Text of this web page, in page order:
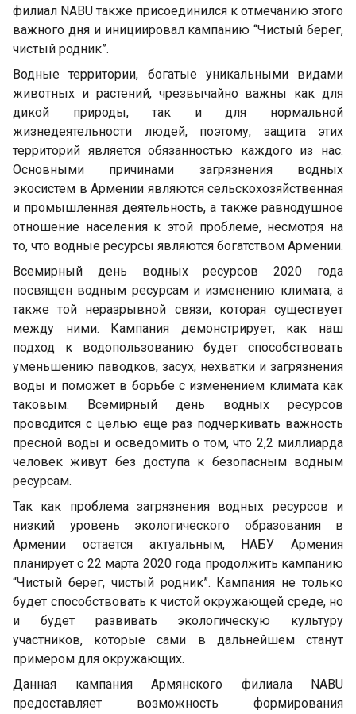
филиал NABU также присоединился к отмечанию этого
важного дня и инициировал кампанию “Чистый берег,
чистый родник”.
Водные территории, богатые уникальными видами
животных и растений, чрезвычайно важны как для
дикой природы, так и для нормальной
жизнедеятельности людей, поэтому, защита этих
территорий является обязанностью каждого из нас.
Основными причинами загрязнения водных
экосистем в Армении являются сельскохозяйственная
и промышленная деятельность, а также равнодушное
отношение населения к этой проблеме, несмотря на
то, что водные ресурсы являются богатством Армении.
Всемирный день водных ресурсов 2020 года
посвящен водным ресурсам и изменению климата, а
также той неразрывной связи, которая существует
между ними. Кампания демонстрирует, как наш
подход к водопользованию будет способствовать
уменьшению паводков, засух, нехватки и загрязнения
воды и поможет в борьбе с изменением климата как
таковым. Всемирный день водных ресурсов
проводится с целью еще раз подчеркивать важность
пресной воды и осведомить о том, что 2,2 миллиарда
человек живут без доступа к безопасным водным
ресурсам.
Так как проблема загрязнения водных ресурсов и
низкий уровень экологического образования в
Армении остается актуальным, НАБУ Армения
планирует с 22 марта 2020 года продолжить кампанию
“Чистый берег, чистый родник”. Кампания не только
будет способствовать к чистой окружающей среде, но
и будет развивать экологическую культуру
участников, которые сами в дальнейшем станут
примером для окружающих.
Данная кампания Армянского филиала NABU
предоставляет возможность формирования